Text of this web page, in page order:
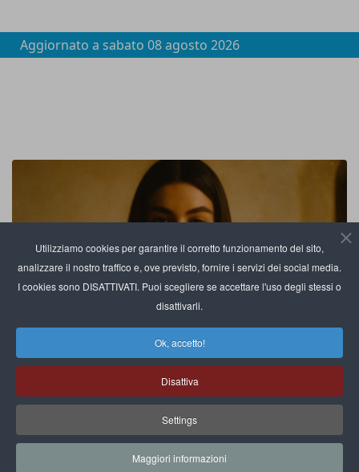
Utilizziamo cookies per garantire il corretto funzionamento del sito,
analizzare il nostro traffico e, ove previsto, fornire i servizi dei social media.
I cookies sono DISATTIVATI. Puoi scegliere se accettare l'uso degli stessi o
disattivarli.
Ok, accetto!
Disattiva
Settings
Maggiori informazioni
Aggiornato a sabato 08 agosto 2026
Basta descrivere un’idea e l’AI è in grado di trasformarla in
tempo reale in una grafica originale